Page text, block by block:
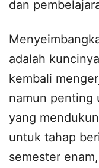
dan
adalah
kembali
namun penting
yang
untuk tahap
semester